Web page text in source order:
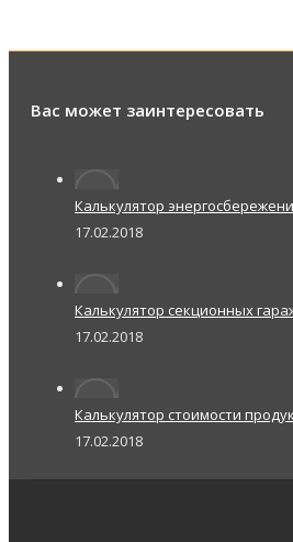
Вас может заинтересовать
Калькулятор
17.02.2018
Калькулятор секционных
17.02.2018
Калькулятор стоимости
17.02.2018